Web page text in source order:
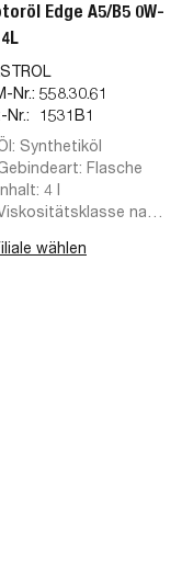
Edge A5/B5 0W-
Nr.: 558.30.61
Nr.:
1531B1
Synthetiköl
Flasche
4 l
nach
wählen